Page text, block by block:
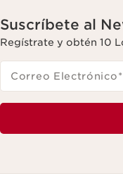
Suscríbete al
Regístrate y obtén 10
Correo Electrónico*